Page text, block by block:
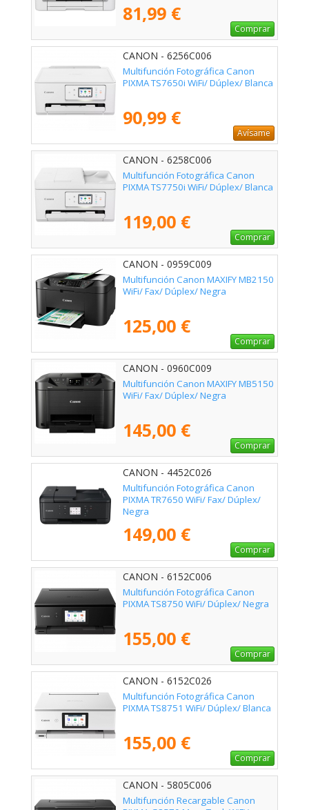
81,99 €
Comprar
CANON - 6256C006
Multifunción Fotográfica Canon
PIXMA TS7650i WiFi/ Dúplex/ Blanca
90,99 €
Avísame
CANON - 6258C006
Multifunción Fotográfica Canon
PIXMA TS7750i WiFi/ Dúplex/ Blanca
119,00 €
Comprar
CANON - 0959C009
Multifunción Canon MAXIFY MB2150
WiFi/ Fax/ Dúplex/ Negra
125,00 €
Comprar
CANON - 0960C009
Multifunción Canon MAXIFY MB5150
WiFi/ Fax/ Dúplex/ Negra
145,00 €
Comprar
CANON - 4452C026
Multifunción Fotográfica Canon
PIXMA TR7650 WiFi/ Fax/ Dúplex/
Negra
149,00 €
Comprar
CANON - 6152C006
Multifunción Fotográfica Canon
PIXMA TS8750 WiFi/ Dúplex/ Negra
155,00 €
Comprar
CANON - 6152C026
Multifunción Fotográfica Canon
PIXMA TS8751 WiFi/ Dúplex/ Blanca
155,00 €
Comprar
CANON - 5805C006
Multifunción Recargable Canon